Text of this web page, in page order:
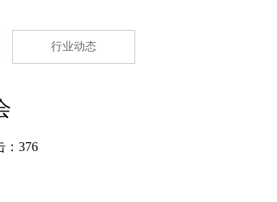
行业动态
：376